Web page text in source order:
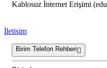
Kablosuz İnternet Erişimi
İletişim
Birim Telefon Rehberi